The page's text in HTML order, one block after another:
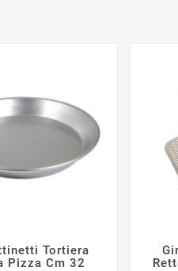
 
Tortiera
Pizza Cm 32
